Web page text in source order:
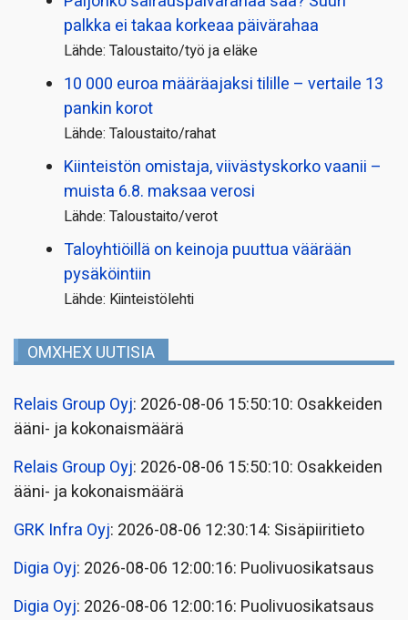
palkka ei takaa korkeaa päivärahaa
Lähde: Taloustaito/työ ja eläke
10 000 euroa määräajaksi tilille – vertaile 13
pankin korot
Lähde: Taloustaito/rahat
Kiinteistön omistaja, viivästyskorko vaanii –
muista 6.8. maksaa verosi
Lähde: Taloustaito/verot
Taloyhtiöillä on keinoja puuttua väärään
pysäköintiin
Lähde: Kiinteistölehti
OMXHEX UUTISIA
Relais Group Oyj: 2026-08-06 15:50:10: Osakkeiden
ääni- ja kokonaismäärä
Relais Group Oyj: 2026-08-06 15:50:10: Osakkeiden
ääni- ja kokonaismäärä
GRK Infra Oyj: 2026-08-06 12:30:14: Sisäpiiritieto
Digia Oyj: 2026-08-06 12:00:16: Puolivuosikatsaus
Digia Oyj: 2026-08-06 12:00:16: Puolivuosikatsaus